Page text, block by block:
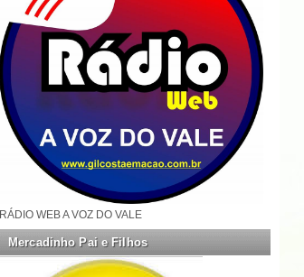
RÁDIO WEB A VOZ DO VALE
Mercadinho Pai e Filhos